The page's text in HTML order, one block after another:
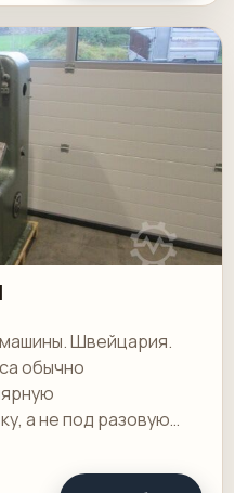
машины. Швейцария.
обычно
а не под разовую